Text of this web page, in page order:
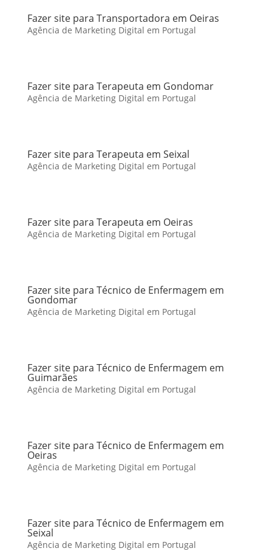
Fazer site para Transportadora em Oeiras
Agência de Marketing Digital em Portugal
Fazer site para Terapeuta em Gondomar
Agência de Marketing Digital em Portugal
Fazer site para Terapeuta em Seixal
Agência de Marketing Digital em Portugal
Fazer site para Terapeuta em Oeiras
Agência de Marketing Digital em Portugal
Fazer site para Técnico de Enfermagem em
Gondomar
Agência de Marketing Digital em Portugal
Fazer site para Técnico de Enfermagem em
Guimarães
Agência de Marketing Digital em Portugal
Fazer site para Técnico de Enfermagem em
Oeiras
Agência de Marketing Digital em Portugal
Fazer site para Técnico de Enfermagem em
Seixal
Agência de Marketing Digital em Portugal